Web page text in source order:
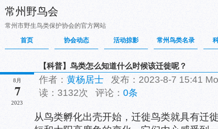
常州野鸟会
常州市野生鸟类保护协会的官方网站
首页
协会动态 活动掠影 常州鸟类名录
8月
7
2023
【科普】鸟类怎么知道什么时候该迁徙呢？
作者： 黄杨居士 发布：2023-8-7 15:41
读：3132次 评论： 0条
从鸟类孵化出壳开始，迁徙鸟类就具有迁